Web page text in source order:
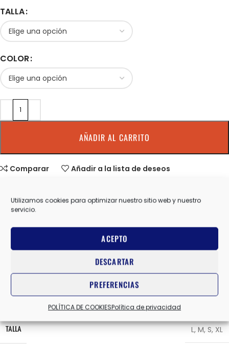
Utilizamos cookies para optimizar nuestro sitio web y nuestro
servicio.
ACEPTO
DESCARTAR
PREFERENCIAS
POLÍTICA DE COOKIESPolítica de privacidad
TALLA
COLOR
AÑADIR AL CARRITO
Comparar Añadir a la lista de deseos
SKU:00A1223U
Categorías:
TALLA L,M,S,XL